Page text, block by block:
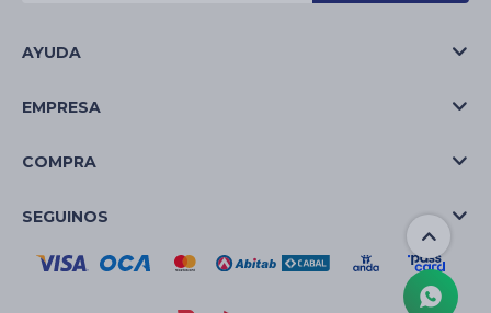
AYUDA
EMPRESA
COMPRA
SEGUINOS